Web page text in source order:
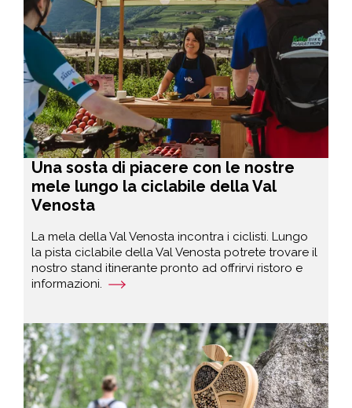
Una sosta di piacere con le nostre
mele lungo la ciclabile della Val
Venosta
La mela della Val Venosta incontra i ciclisti. Lungo
la pista ciclabile della Val Venosta potrete trovare il
nostro stand itinerante pronto ad offrirvi ristoro e
informazioni.